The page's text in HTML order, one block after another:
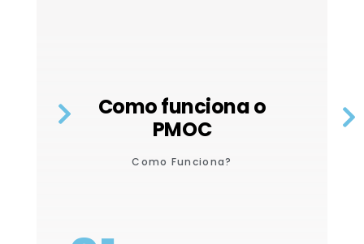
Como funciona o
PMOC
Como Funciona?